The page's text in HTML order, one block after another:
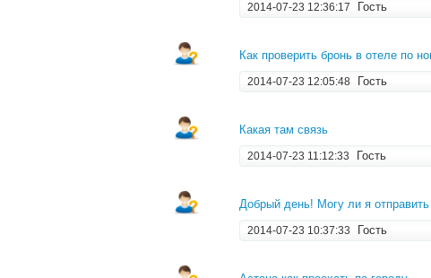
2014-07-23 12:36:17 Гость
Как проверить бронь в отеле по
2014-07-23 12:05:48 Гость
Какая там связь
2014-07-23 11:12:33 Гость
Добрый день! Могу ли я
2014-07-23 10:37:33 Гость